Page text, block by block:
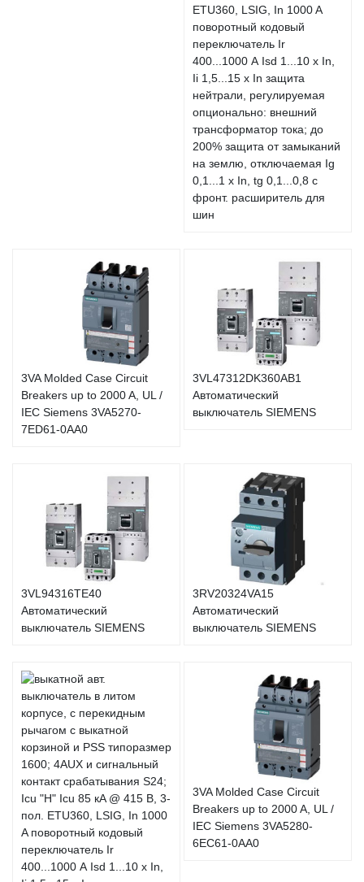
ETU360, LSIG, In 1000 A
поворотный кодовый
переключатель Ir
400...1000 А Isd 1...10 x In,
Ii 1,5...15 x In защита
нейтрали, регулируемая
опционально: внешний
трансформатор тока; до
200% защита от замыканий
на землю, отключаемая Ig
0,1...1 x In, tg 0,1...0,8 с
фронт. расширитель для
шин
3VA Molded Case Circuit
Breakers up to 2000 A, UL /
IEC Siemens 3VA5270-
7ED61-0AA0
3VL47312DK360AB1
Автоматический
выключатель SIEMENS
3VL94316TE40
Автоматический
выключатель SIEMENS
3RV20324VA15
Автоматический
выключатель SIEMENS
3VA Molded Case Circuit
Breakers up to 2000 A, UL /
IEC Siemens 3VA5280-
6EC61-0AA0